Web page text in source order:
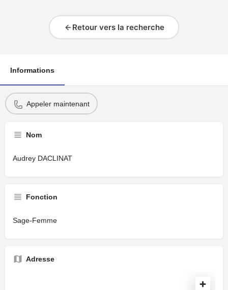
Retour vers la recherche
Informations
Appeler maintenant
Nom
Audrey DACLINAT
Fonction
Sage-Femme
Adresse